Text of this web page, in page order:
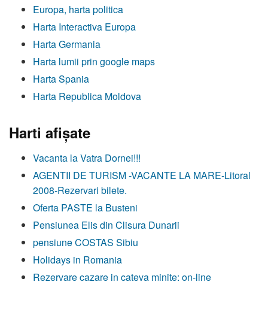
Europa, harta politica
Harta Interactiva Europa
Harta Germania
Harta lumii prin google maps
Harta Spania
Harta Republica Moldova
Harti afişate
Vacanta la Vatra Dornei!!!
AGENTII DE TURISM -VACANTE LA MARE-Litoral
2008-Rezervari bilete.
Oferta PASTE la Busteni
Pensiunea Elis din Clisura Dunarii
pensiune COSTAS Sibiu
Holidays in Romania
Rezervare cazare in cateva minite: on-line